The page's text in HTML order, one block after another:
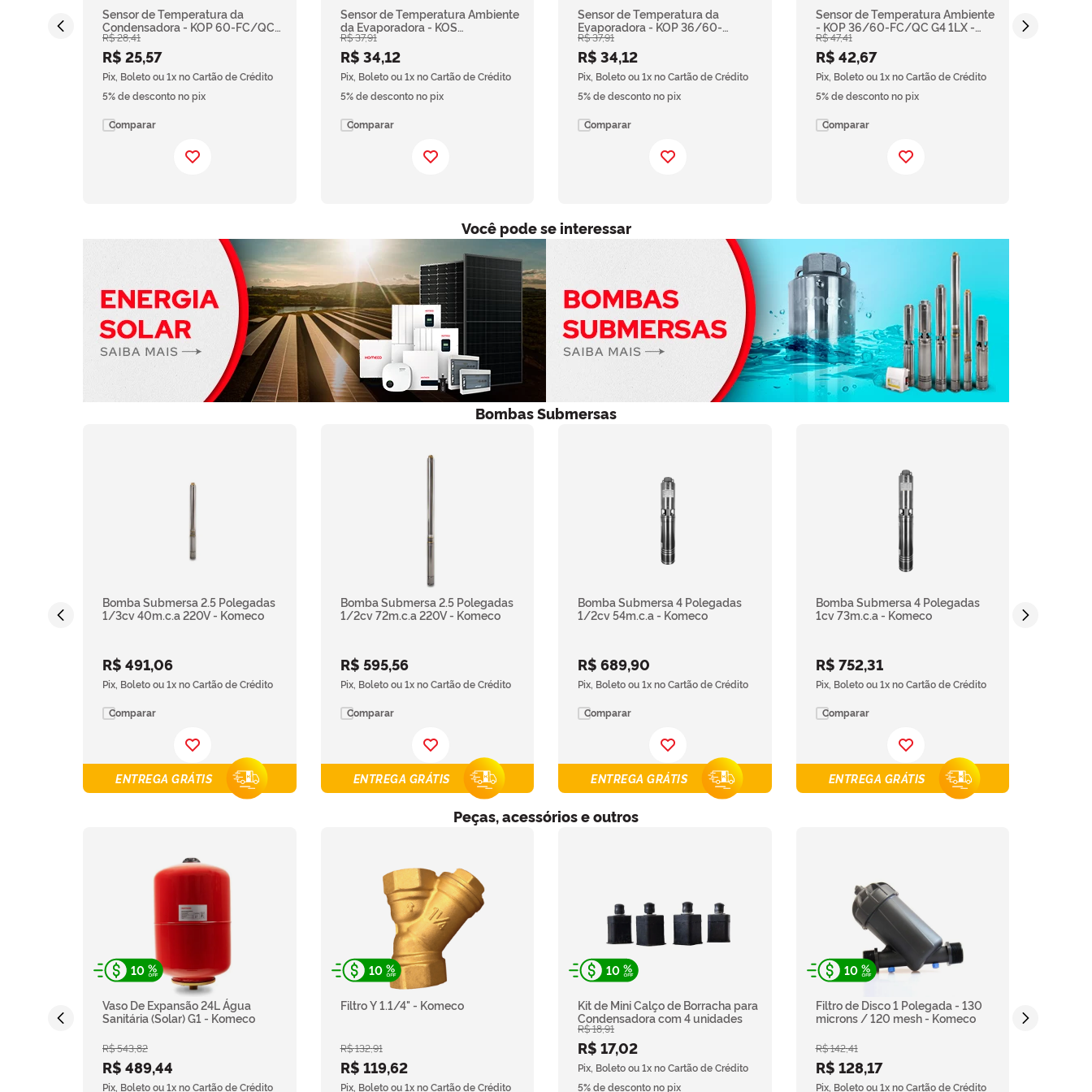
Sensor de Temperatura da
Condensadora - KOP 60-FC/QC
G4 | KOC 48-QC 220/380 G4 |
KOCP 36/48/55-FC/QC 1LX -
Komeco
R$28,41
R$ 25,57
Pix, Boleto ou 1x no Cartão de Crédito
5% de desconto no pix
Comparar
Sensor de Temperatura Ambiente
da Evaporadora - KOS
G2P/EXCLUSIVA/KOHE/KOH/KOVH/KOHI-
09/22-FC/QC 1HX - Komeco
R$37,91
R$ 34,12
Pix, Boleto ou 1x no Cartão de Crédito
5% de desconto no pix
Comparar
Sensor de Temperatura da
Evaporadora - KOP 36/60-
FC/QC G4 | 36/55-FC/QC 1LX -
Komeco
R$37,91
R$ 34,12
Pix, Boleto ou 1x no Cartão de Crédito
5% de desconto no pix
Comparar
Sensor de Temperatura Ambiente
- KOP 36/60-FC/QC G4 1LX -
Komeco
R$47,41
R$ 42,67
Pix, Boleto ou 1x no Cartão de Crédito
5% de desconto no pix
Comparar
Você pode se interessar
Bombas Submersas
Bomba Submersa 2.5 Polegadas
1/3cv 40m.c.a 220V - Komeco
R$ 491,06
Pix, Boleto ou 1x no Cartão de Crédito
Comparar
ENTREGA GRÁTIS
Bomba Submersa 2.5 Polegadas
1/2cv 72m.c.a 220V - Komeco
R$ 595,56
Pix, Boleto ou 1x no Cartão de Crédito
Comparar
ENTREGA GRÁTIS
Bomba Submersa 4 Polegadas
1/2cv 54m.c.a - Komeco
R$ 689,90
Pix, Boleto ou 1x no Cartão de Crédito
Comparar
ENTREGA GRÁTIS
Bomba Submersa 4 Polegadas
1cv 73m.c.a - Komeco
R$ 752,31
Pix, Boleto ou 1x no Cartão de Crédito
Comparar
ENTREGA GRÁTIS
Peças, acessórios e outros
10
Vaso De Expansão 24L Água
Sanitária (Solar) G1 - Komeco
R$543,82
R$ 489,44
Pix, Boleto ou 1x no Cartão de Crédito
10
Filtro Y 1.1/4" - Komeco
R$132,91
R$ 119,62
Pix, Boleto ou 1x no Cartão de Crédito
10
Kit de Mini Calço de Borracha para
Condensadora com 4 unidades
R$18,91
R$ 17,02
Pix, Boleto ou 1x no Cartão de Crédito
5% de desconto no pix
10
Filtro de Disco 1 Polegada - 130
microns / 120 mesh - Komeco
R$142,41
R$ 128,17
Pix, Boleto ou 1x no Cartão de Crédito